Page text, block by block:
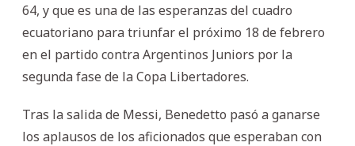
64, y que es una de las esperanzas del cuadro
ecuatoriano para triunfar el próximo 18 de febrero
en el partido contra Argentinos Juniors por la
segunda fase de la Copa Libertadores.
Tras la salida de Messi, Benedetto pasó a ganarse
los aplausos de los aficionados que esperaban con